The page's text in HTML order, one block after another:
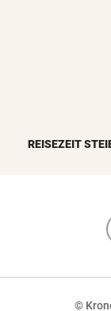
REISEZEIT
©